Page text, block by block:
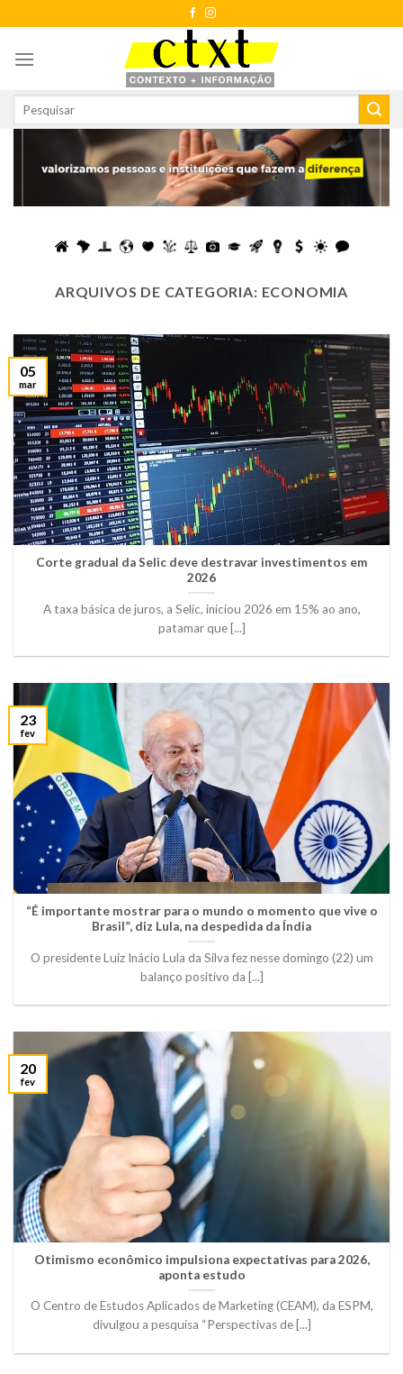
to
content
ARQUIVOS DE CATEGORIA: ECONOMIA
Corte gradual da Selic deve destravar investimentos em
2026
A taxa básica de juros, a Selic, iniciou 2026 em 15% ao ano,
patamar que [...]
05
mar
“É importante mostrar para o mundo o momento que vive o
Brasil”, diz Lula, na despedida da Índia
O presidente Luiz Inácio Lula da Silva fez nesse domingo (22) um
balanço positivo da [...]
23
fev
Otimismo econômico impulsiona expectativas para 2026,
aponta estudo
O Centro de Estudos Aplicados de Marketing (CEAM), da ESPM,
divulgou a pesquisa “Perspectivas de [...]
20
fev